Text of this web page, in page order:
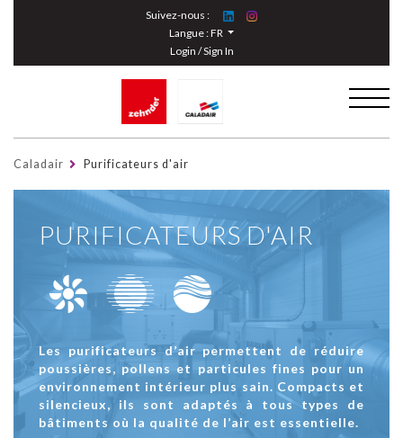
Suivez-nous :
Langue :FR
Login / Sign In
Caladair Purificateurs d'air
PURIFICATEURS D'AIR
Les purificateurs d’air permettent de réduire
poussières, pollens et particules fines pour un
environnement intérieur plus sain. Compacts et
silencieux, ils sont adaptés à tous types de
bâtiments où la qualité de l’air est essentielle.
Cookies management panel